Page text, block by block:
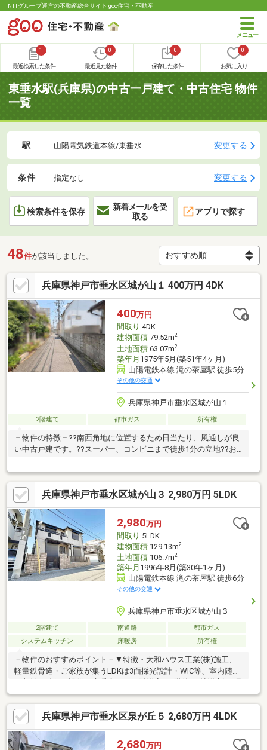
NTTグループ運営の不動産総合サイト goo住宅・不動産
1
最近検索した条件
0
最近見た物件
0
保存した条件
0
お気に入り
東垂水駅(兵庫県)の中古一戸建て・中古住宅 物件
一覧
駅 山陽電気鉄道本線/東垂水 変更する
条件 指定なし 変更する
検索条件を保存
新着メールを受
取る
アプリで探す
48件が該当しました。
兵庫県神戸市垂水区城が山１ 400万円 4DK
400万円
間取り 4DK
建物面積79.52m2
土地面積63.07m2
築年月 1975年5月(築51年4ヶ月)
山陽電鉄本線 滝の茶屋駅 徒歩5分
その他の交通
兵庫県神戸市垂水区城が山１
2階建て 都市ガス 所有権
＝物件の特徴＝??南西角地に位置するため日当たり、風通しが良
い中古戸建です。??スーパー、コンビニまで徒歩1分の立地??お
い。※掲載中の写真は家具消しの加工を行なっているため現況の
写真ではございません。引き渡し時は動産物は全て撤去予定で
す。
兵庫県神戸市垂水区城が山３ 2,980万円 5LDK
2,980万円
間取り 5LDK
建物面積129.13m2
土地面積106.7m2
築年月 1996年8月(築30年1ヶ月)
山陽電鉄本線 滝の茶屋駅 徒歩6分
その他の交通
兵庫県神戸市垂水区城が山３
2階建て 南道路
都市ガス
システムキッチン
床暖房 所有権
－物件のおすすめポイント－▼特徴・大和ハウス工業(株)施工、
軽量鉄骨造・ご家族が集うLDKは3面採光設計・WIC等、室内随所
りごたつ(1階和室)・食器洗乾燥機・各階にトイレ・洗面台有▼リ
フォーム履歴【2017年2月】外壁・屋根塗装【2022年6月】キッチ
ン、UB、洗面化粧台交換 他【2026年1月】給湯器交換※角地につ
き、南東側隅切り部分約3.9mも接道※宅地造成等工事規制区域■
ご希望の住まい探しをお手伝いします ━━━━━・・・物件の詳
兵庫県神戸市垂水区泉が丘５ 2,680万円 4LDK
2,680万円